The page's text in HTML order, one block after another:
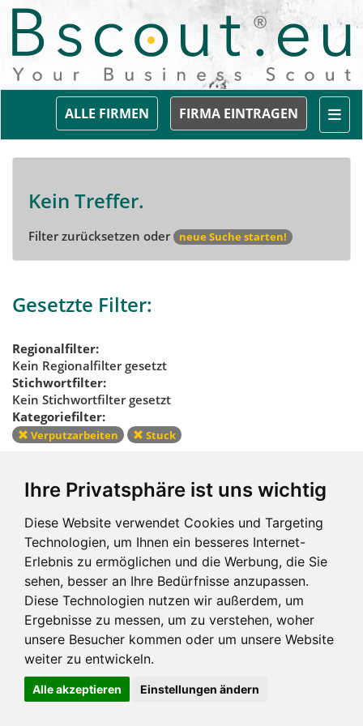
Ihre Privatsphäre ist uns wichtig
Diese Website verwendet Cookies und Targeting
Technologien, um Ihnen ein besseres Internet-
Erlebnis zu ermöglichen und die Werbung, die Sie
sehen, besser an Ihre Bedürfnisse anzupassen.
Diese Technologien nutzen wir außerdem, um
Ergebnisse zu messen, um zu verstehen, woher
unsere Besucher kommen oder um unsere Website
weiter zu entwickeln.
Alle akzeptieren Einstellungen ändern
FIRMA EINTRAGEN
ALLE FIRMEN
Kein Treffer.
Filter zurücksetzen oder neue Suche starten!
Gesetzte Filter:
Regionalfilter:
Kein Regionalfilter gesetzt
Stichwortfilter:
Kein Stichwortfilter gesetzt
Kategoriefilter:
Verputzarbeiten Stuck
Kategoriefilter
zurücksetzen
Impressum und mehr